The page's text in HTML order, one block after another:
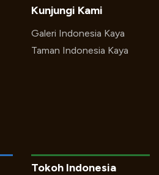
Kunjungi Kami
Galeri Indonesia Kaya
Taman Indonesia Kaya
Tokoh Indonesia